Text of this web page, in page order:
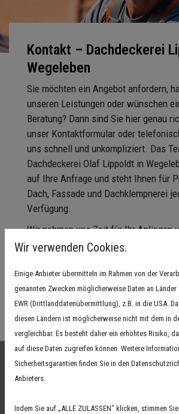
Kontakt – Dachdeckerei
Wegeleben
Sie möchten ein Angebot anfordern,
unseren Leistungen oder wünschen
Beratung? Dann sind Sie hier genau
unser Kontaktformular oder
uns schnell und unkompliziert. Das
Dachdeckerei Olaf Lippoldt in
auf Ihre Anfrage und steht Ihnen für
Dach, Fassade und Dachklempnerei
Verfügung.
Wir nehmen uns Zeit für Ihr Anliegen
individuell – ob Neubau, Sanierung
Jetzt anrufen
Zum Kontaktformular
Kontaktformular
Wir verwenden Cookies.
Einige Anbieter übermitteln im Rahmen von der
genannten Zwecken möglicherweise Daten an
EWR (Drittlanddatenübermittlung), z.B. in die USA.
diesen Ländern ist möglicherweise nicht mit dem in
vergleichbar. Es besteht daher ein erhöhtes Risiko,
auf diese Daten zugreifen können. Weitere
Sicherheitsgarantien finden Sie in den
Anbieters.
Indem Sie auf „ALLE ZULASSEN" klicken, stimmen